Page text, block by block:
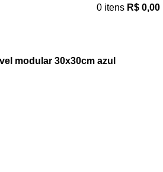
0 itens R$ 0,00
modular 30x30cm azul